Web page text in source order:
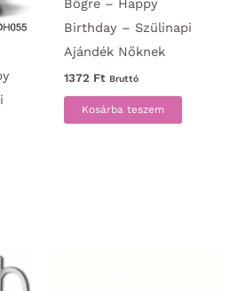
Birthday – Szülinapi
Ajándék Nőknek
1372 Ft Bruttó
Kosárba teszem